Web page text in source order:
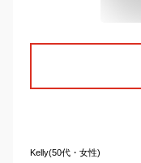
Kelly(50代・女性)